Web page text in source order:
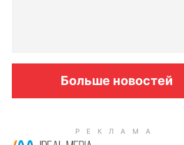
Больше новостей